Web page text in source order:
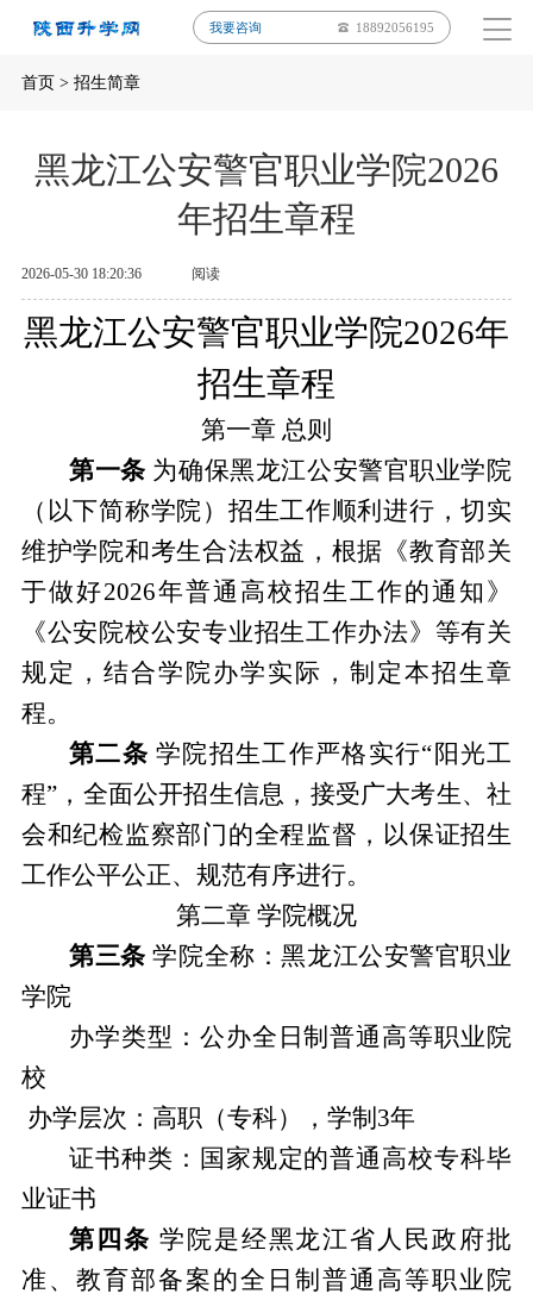
我要咨询 18892056195
首页> 招生简章
黑龙江公安警官职业学院2026
年招生章程
2026-05-30 18:20:36 阅读
黑龙江公安警官职业学院2026年
招生章程
第一章 总则
第一条 为确保黑龙江公安警官职业学院
（以下简称学院）招生工作顺利进行，切实
维护学院和考生合法权益 ， 根据 《教育部关
于做好2026年普通高校招生工作的通知 》
《公安院校公安专业招生工作办法》 等有关
规定，结合学院办学实际，制定本招生章
程。
第二条 学院招生工作严格实行“阳光工
程”，全面公开招生信息，接受广大考生、社
会和纪检监察部门的全程监督，以保证招生
工作公平公正、规范有序进行。
第二章 学院概况
第三条 学院全称：黑龙江公安警官职业
学院
办学类型：公办全日制普通高等职业院
校
办学层次：高职（专科），学制 3年
证书种类：国家规定的普通高校专科毕
业证书
第四条 学院是经黑龙江省人民政府批
准、教育部备案的全日制普通高等职业院